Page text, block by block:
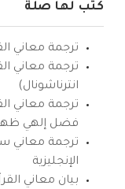
كتب لها صلة
ترجمة معاني
ترجمة معاني
انترناشونال)
ترجمة معاني
فضل إلهي
ترجمة معاني
الإنجليزية
بيان معاني